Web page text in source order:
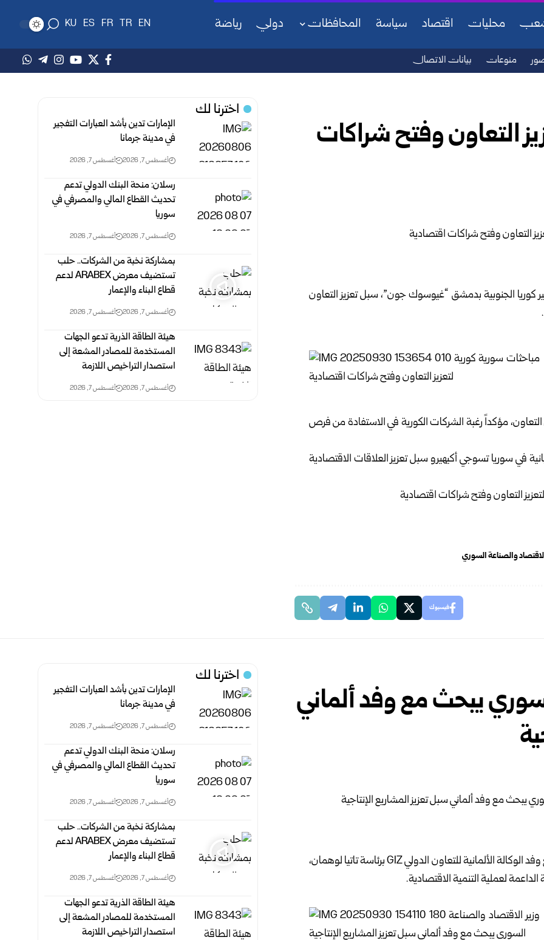
محليات اقتصاد سياسة المحافظات دولي رياضة EN
TR
FR
ES
KU
منوعات بيانات الاتصال
التعاون وفتح شراكات
كوريا الجنوبية بدمشق “غيوسوك جون”، سبل تعزيز التعاون
مؤكداً رغبة الشركات الكورية في الاستفادة من فرص
في سوريا تسوجي أكيهيرو سبل تعزيز العلاقات الاقتصادية
والصناعة السوري
فيسبوك
اخترنا لك
الإمارات تدين بأشد العبارات التفجير
في مدينة جرمانا
أغسطس 7, 2026 أغسطس 7, 2026
رسلان: منحة البنك الدولي تدعم
تحديث القطاع المالي والمصرفي في
سوريا
أغسطس 7, 2026 أغسطس 7, 2026
بمشاركة نخبة من الشركات.. حلب
تستضيف معرض ARABEX لدعم
قطاع البناء والإعمار
أغسطس 7, 2026 أغسطس 7, 2026
هيئة الطاقة الذرية تدعو الجهات
المستخدمة للمصادر المشعة إلى
استصدار التراخيص اللازمة
أغسطس 7, 2026 أغسطس 7, 2026
يبحث مع وفد ألماني
نضال الشعار اليوم، مع وفد الوكالة الألمانية للتعاون الدولي GIZ برئاسة تاتيا لوهمان،
لعملية التنمية الاقتصادية.
اخترنا لك
الإمارات تدين بأشد العبارات التفجير
في مدينة جرمانا
أغسطس 7, 2026 أغسطس 7, 2026
رسلان: منحة البنك الدولي تدعم
تحديث القطاع المالي والمصرفي في
سوريا
أغسطس 7, 2026 أغسطس 7, 2026
بمشاركة نخبة من الشركات.. حلب
تستضيف معرض ARABEX لدعم
قطاع البناء والإعمار
أغسطس 7, 2026 أغسطس 7, 2026
هيئة الطاقة الذرية تدعو الجهات
المستخدمة للمصادر المشعة إلى
استصدار التراخيص اللازمة